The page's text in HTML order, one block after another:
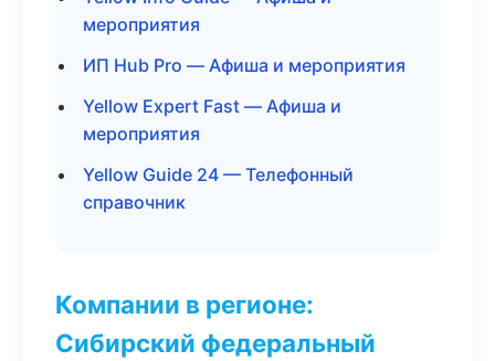
мероприятия
ИП Hub Pro — Афиша и мероприятия
Yellow Expert Fast — Афиша и
мероприятия
Yellow Guide 24 — Телефонный
справочник
Компании в регионе:
Сибирский федеральный